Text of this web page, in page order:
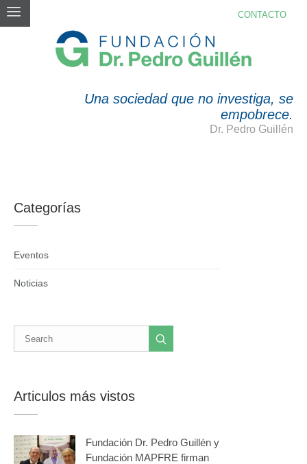
CONTACTO
Una sociedad que no investiga, se
empobrece.
Dr. Pedro Guillén
TIENDA
Categorías
Eventos
Noticias
Articulos más vistos
Fundación Dr. Pedro Guillén y
Fundación MAPFRE firman